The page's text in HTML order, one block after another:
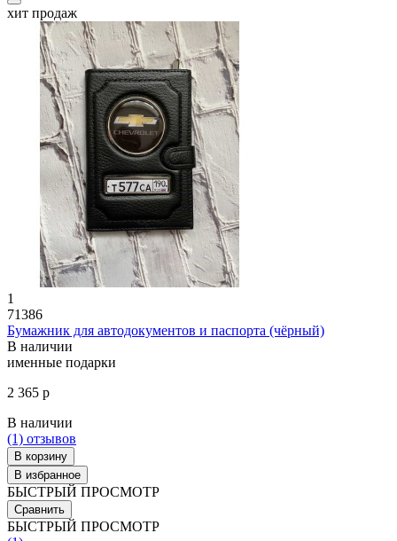
хит продаж
1
71386
Бумажник для автодокументов и паспорта (чёрный)
В наличии
именные подарки
2 365 р
В наличии
(1) отзывов
В корзину
В избранное
БЫСТРЫЙ ПРОСМОТР
Сравнить
БЫСТРЫЙ ПРОСМОТР